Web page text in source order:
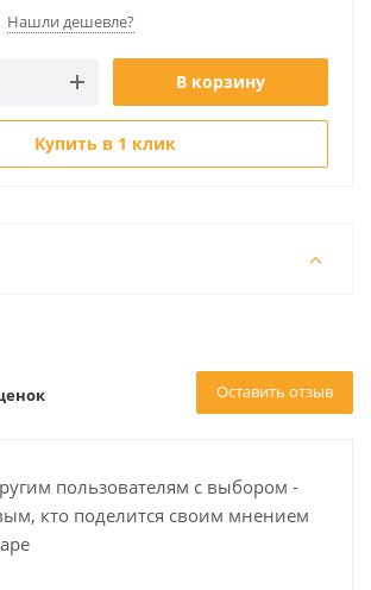
Нашли дешевле?
В корзину
Купить в 1 клик
Оставить отзыв
пользователям с выбором -
кто поделится своим мнением